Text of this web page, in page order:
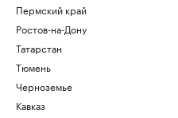
Пермский край
Ростов-на-Дону
Татарстан
Тюмень
Черноземье
Кавказ